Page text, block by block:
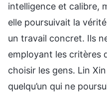
intelligence et calibre,
elle poursuivait la
un travail concret. Ils
employant les critères
choisir les gens. Lin
quelqu’un qui ne